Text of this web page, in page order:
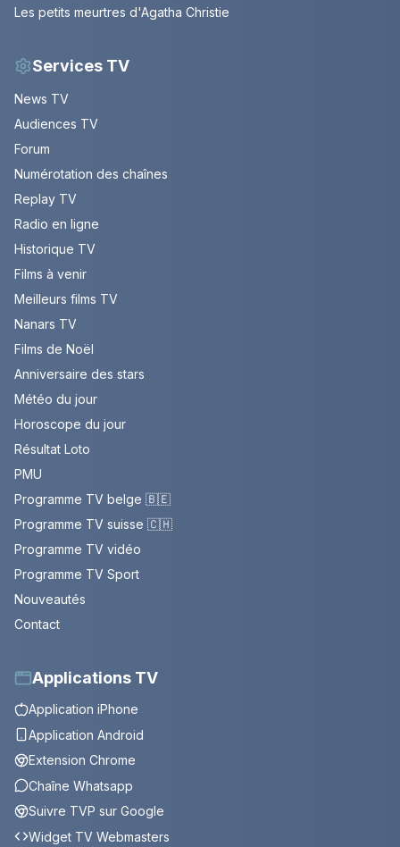
Les petits meurtres d'Agatha Christie
Services TV
News TV
Audiences TV
Forum
Numérotation des chaînes
Replay TV
Radio en ligne
Historique TV
Films à venir
Meilleurs films TV
Nanars TV
Films de Noël
Anniversaire des stars
Météo du jour
Horoscope du jour
Résultat Loto
PMU
Programme TV belge 🇧🇪
Programme TV suisse 🇨🇭
Programme TV vidéo
Programme TV Sport
Nouveautés
Contact
Applications TV
Application iPhone
Application Android
Extension Chrome
Chaîne Whatsapp
Suivre TVP sur Google
Widget TV Webmasters